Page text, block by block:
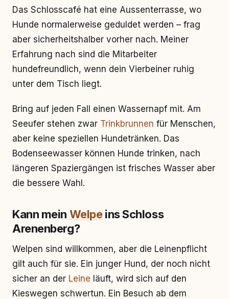
Das Schlosscafé hat eine Aussenterrasse, wo
Hunde normalerweise geduldet werden – frag
aber sicherheitshalber vorher nach. Meiner
Erfahrung nach sind die Mitarbeiter
hundefreundlich, wenn dein Vierbeiner ruhig
unter dem Tisch liegt.
Bring auf jeden Fall einen Wassernapf mit. Am
Seeufer stehen zwar Trinkbrunnen für Menschen,
aber keine speziellen Hundetränken. Das
Bodenseewasser können Hunde trinken, nach
längeren Spaziergängen ist frisches Wasser aber
die bessere Wahl.
Kann mein Welpeins Schloss
Arenenberg?
Welpen sind willkommen, aber die Leinenpflicht
gilt auch für sie. Ein junger Hund, der noch nicht
sicher an der Leine läuft, wird sich auf den
Kieswegen schwertun. Ein Besuch ab dem